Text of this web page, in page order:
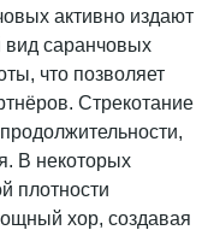
активно издают
вид саранчовых
что позволяет
Стрекотание
В некоторых
плотности
хор, создавая